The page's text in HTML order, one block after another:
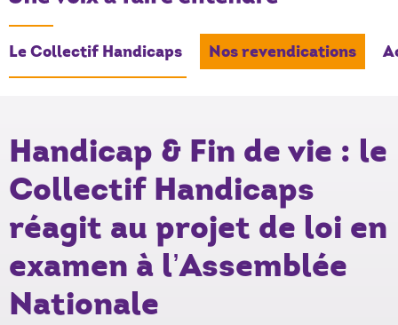
COLLECTIF HANDICAPS
Une voix à faire entendre
Le Collectif Handicaps
Nos revendications
- Actif
Handicap & Fin de vie : le
Collectif Handicaps
réagit au projet de loi en
examen à l’Assemblée
Nationale